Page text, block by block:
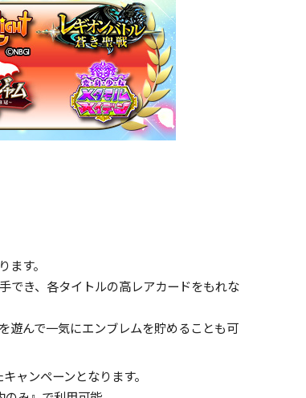
す。
でき、各タイトルの高レアカードをもれな
遊んで一気にエンブレムを貯めることも可
ャンペーンとなります。